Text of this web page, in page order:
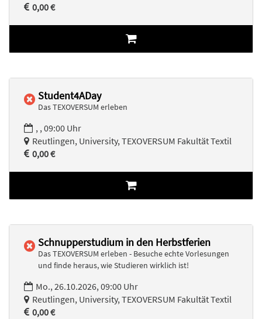
0,00 €
Student4ADay
Das TEXOVERSUM erleben
, , 09:00 Uhr
Reutlingen, University, TEXOVERSUM Fakultät Textil
0,00 €
Schnupperstudium in den Herbstferien
Das TEXOVERSUM erleben - Besuche echte Vorlesungen
und finde heraus, wie Studieren wirklich ist!
Mo., 26.10.2026, 09:00 Uhr
Reutlingen, University, TEXOVERSUM Fakultät Textil
0,00 €